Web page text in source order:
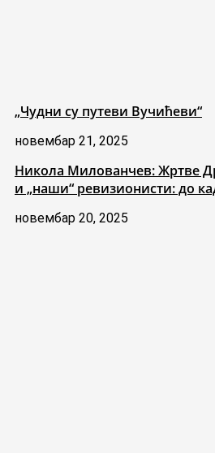
„Чудни су путеви Вучићеви“
новембар 21, 2025
Никола Милованчев: Жртве
и „наши“ ревизионисти: до
новембар 20, 2025